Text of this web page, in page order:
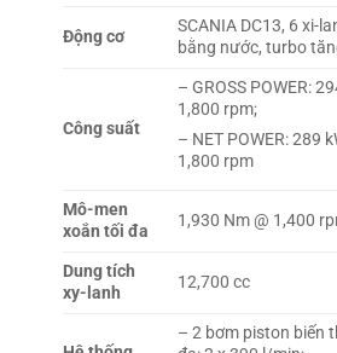
Động cơ
SCANIA DC13, 6 xi-
bằng nước, turbo
Công suất
– GROSS POWER:
1,800 rpm;
– NET POWER: 289
1,800 rpm
Mô-men
xoắn tối đa
1,930 Nm @ 1,400
Dung tích
xy-lanh
12,700 cc
– 2 bơm piston biến